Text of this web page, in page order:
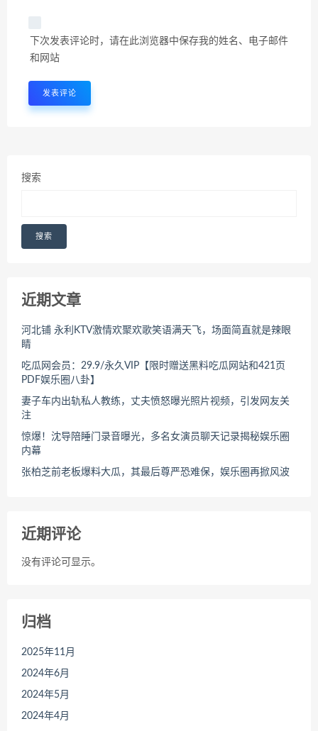
下次发表评论时，请在此浏览器中保存我的姓名、电子邮件
和网站
搜索
搜索
近期文章
河北铺 永利KTV激情欢聚欢歌笑语满天飞，场面简直就是辣眼
睛
吃瓜网会员：29.9/永久VIP【限时赠送黑料吃瓜网站和421页
PDF娱乐圈八卦】
妻子车内出轨私人教练，丈夫愤怒曝光照片视频，引发网友关
注
惊爆！沈导陪睡门录音曝光，多名女演员聊天记录揭秘娱乐圈
内幕
张柏芝前老板爆料大瓜，其最后尊严恐难保，娱乐圈再掀风波
近期评论
没有评论可显示。
归档
2025年11月
2024年6月
2024年5月
2024年4月